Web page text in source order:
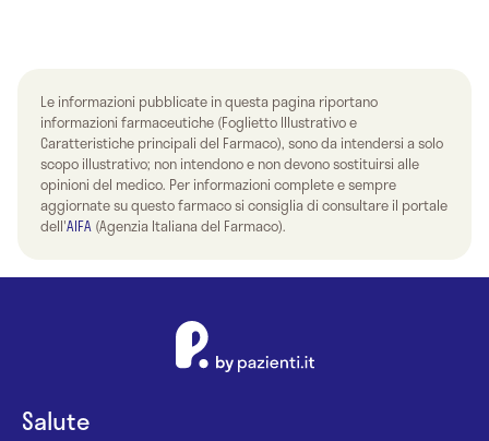
Le informazioni pubblicate in questa pagina riportano
informazioni farmaceutiche (Foglietto Illustrativo e
Caratteristiche principali del Farmaco), sono da intendersi a solo
scopo illustrativo; non intendono e non devono sostituirsi alle
opinioni del medico. Per informazioni complete e sempre
aggiornate su questo farmaco si consiglia di consultare il portale
dell'AIFA (Agenzia Italiana del Farmaco).
Salute